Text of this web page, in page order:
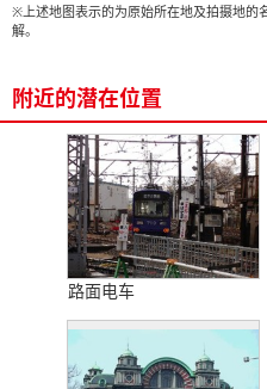
※上述地图表示的为原始所在地及拍摄地的
解。
附近的潜在位置
路面电车